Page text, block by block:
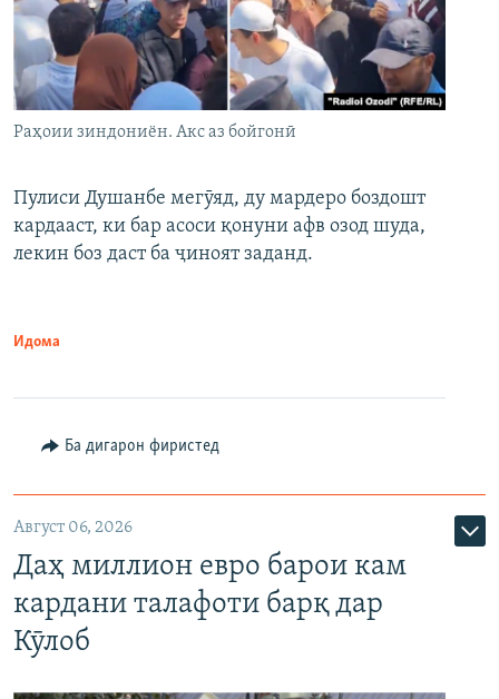
Раҳоии зиндониён. Акс аз бойгонӣ
Пулиси Душанбе мегӯяд, ду мардеро боздошт
кардааст, ки бар асоси қонуни афв озод шуда,
лекин боз даст ба ҷиноят заданд.
Идома
Ба дигарон фиристед
Август 06, 2026
Даҳ миллион евро барои кам
кардани талафоти барқ дар
Кӯлоб